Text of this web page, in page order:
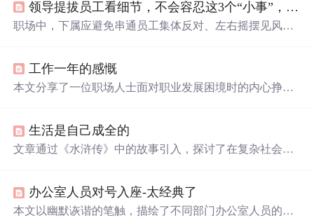
领导提拔员工看细节，不会容忍这3个“小事”，嘴若太欠后果严重
职场中，下属应避免串通员工集体反对、左右摇摆见风使
工作一年的感慨
本文分享了一位职场人士面对职业发展困境时的内心挣扎
时不妥协、不讨好、不做作的态度，并坚信坚持自我最终
会得到认可。
生活是自己成全的
文章通过《水浒传》中的故事引入，探讨了在复杂社会环
方。文章进一步讨论了讨好与坚守自我之间的抉择，以及
这种抉择对个人命运的影响。
办公室人员对号入座-太经典了
本文以幽默诙谐的笔触，描绘了不同部门办公室人员的性